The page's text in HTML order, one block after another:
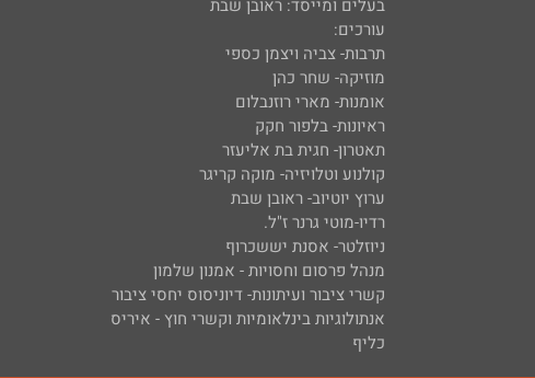
בעלים ומייסד: ראובן שבת
עורכים:
תרבות- צביה ויצמן כספי
מוזיקה- שחר כהן
אומנות- מארי רוזנבלום
ראיונות- בלפור חקק
תאטרון- חגית בת אליעזר
קולנוע וטלויזיה- מוקה קריגר
ערוץ יוטיוב- ראובן שבת
רדיו-מוטי גרנר ז"ל.
ניוזלטר- אסנת יששכרוף
מנהל פרסום וחסויות - אמנון שלמון
קשרי ציבור ועיתונות- דיוניסוס יחסי ציבור
אנתולוגיות בינלאומיות וקשרי חוץ - איריס
כליף